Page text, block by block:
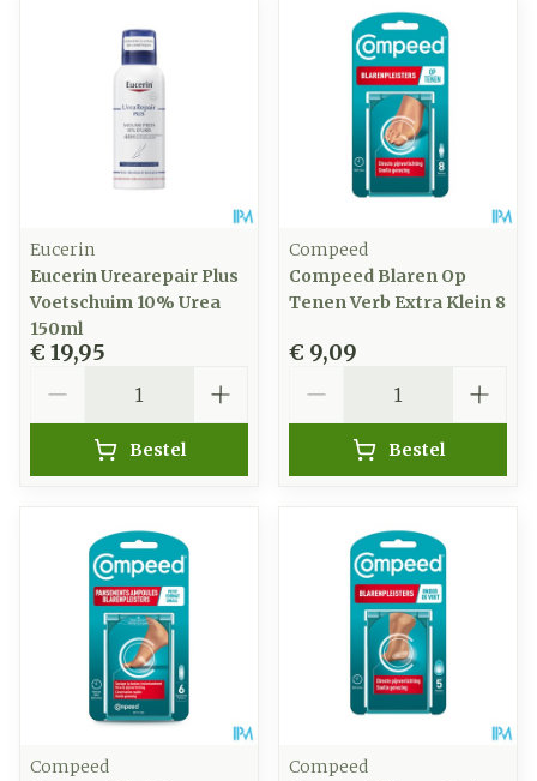
Eucerin
Eucerin Urearepair Plus
Voetschuim 10% Urea
150ml
€ 19,95
Bestel
Compeed
Compeed Blaren Op
Tenen Verb Extra Klein 8
€ 9,09
Bestel
Compeed
Compeed